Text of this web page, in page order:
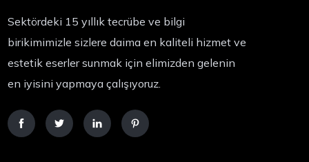
Sektördeki 15 yıllık tecrübe ve bilgi
birikimimizle sizlere daima en kaliteli hizmet ve
estetik eserler sunmak için elimizden gelenin
en iyisini yapmaya çalışıyoruz.